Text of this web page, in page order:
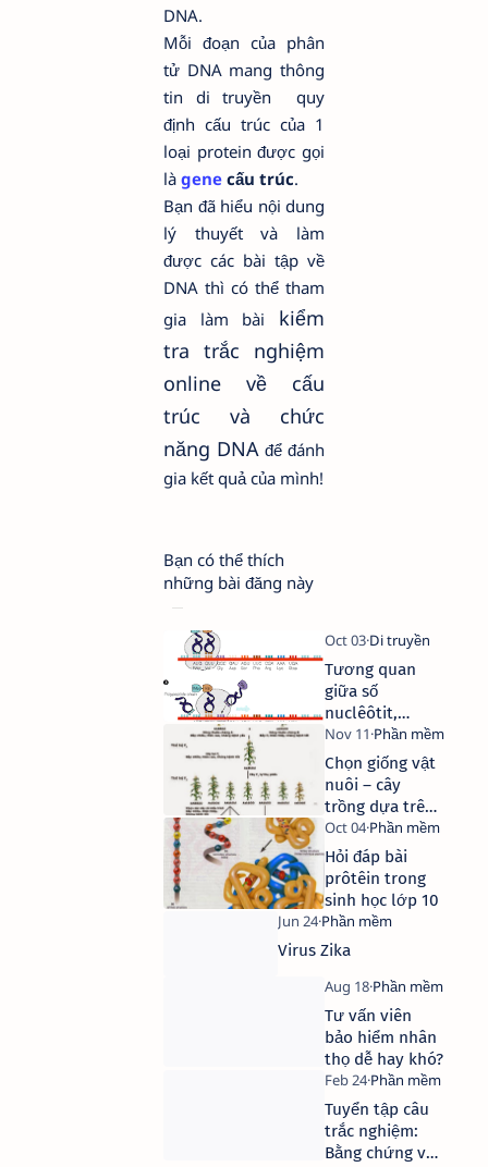
DNA.
Mỗi đoạn của phân
tử DNA mang thông
tin di truyền quy
định cấu trúc của 1
loại protein được gọi
là gene cấu trúc.
Bạn đã hiểu nội dung
lý thuyết và làm
được các bài tập về
DNA thì có thể tham
gia làm bài kiểm
tra trắc nghiệm
online về cấu
trúc và chức
năng DNA để đánh
gia kết quả của mình!
Bạn có thể thích
những bài đăng này
Tương quan
giữa số
nuclêôtit,
ribônuclêôtit
và axít amin
Chọn giống vật
nuôi – cây
trồng dựa trên
nguồn biến dị
tổ hợp
Hỏi đáp bài
prôtêin trong
sinh học lớp 10
Virus Zika
Tư vấn viên
bảo hiểm nhân
thọ dễ hay khó?
Tuyển tập câu
trắc nghiệm:
Bằng chứng và